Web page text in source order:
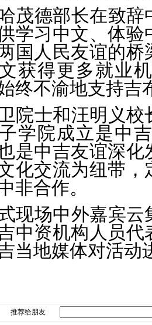
茂德部长在致
学习中文、体
国人民友谊的
获得更多就业
终不渝地支持吉
院士和汪明义
学院成立是中
是中吉友谊深
化交流为纽带
非合作。
现场中外嘉宾
中资机构人员
当地媒体对活动
推荐给朋友